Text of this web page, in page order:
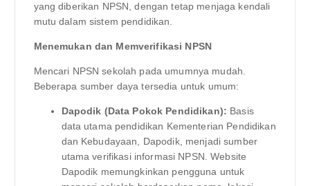
yang diberikan NPSN, dengan tetap menjaga kendali
mutu dalam sistem pendidikan.
Menemukan dan Memverifikasi NPSN
Mencari NPSN sekolah pada umumnya mudah.
Beberapa sumber daya tersedia untuk umum:
Dapodik (Data Pokok Pendidikan): Basis
data utama pendidikan Kementerian Pendidikan
dan Kebudayaan, Dapodik, menjadi sumber
utama verifikasi informasi NPSN. Website
Dapodik memungkinkan pengguna untuk